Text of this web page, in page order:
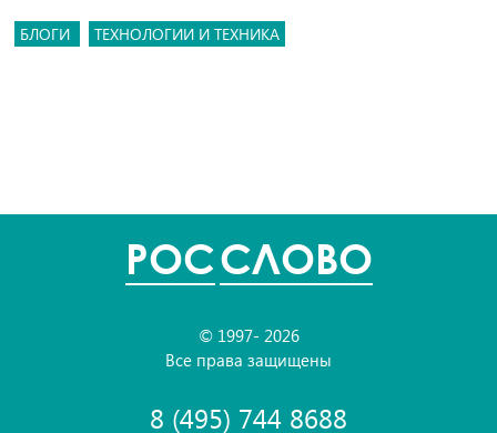
БЛОГИ ТЕХНОЛОГИИ И ТЕХНИКА
POCСЛОВО
© 1997- 2026
Все права защищены
8 (495) 744 8688